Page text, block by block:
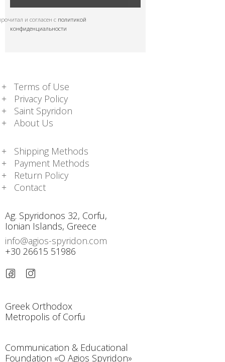
и согласен с политикой
конфиденциальности
Terms of Use
Privacy Policy
Saint Spyridon
About Us
Shipping Methods
Payment Methods
Return Policy
Contact
Ag. Spyridonos 32, Corfu,
Ionian Islands, Greece
info@agios-spyridon.com
+30 26615 51986
Greek Orthodox
Metropolis of Corfu
Communication & Educational
Foundation «O Agios Spyridon»